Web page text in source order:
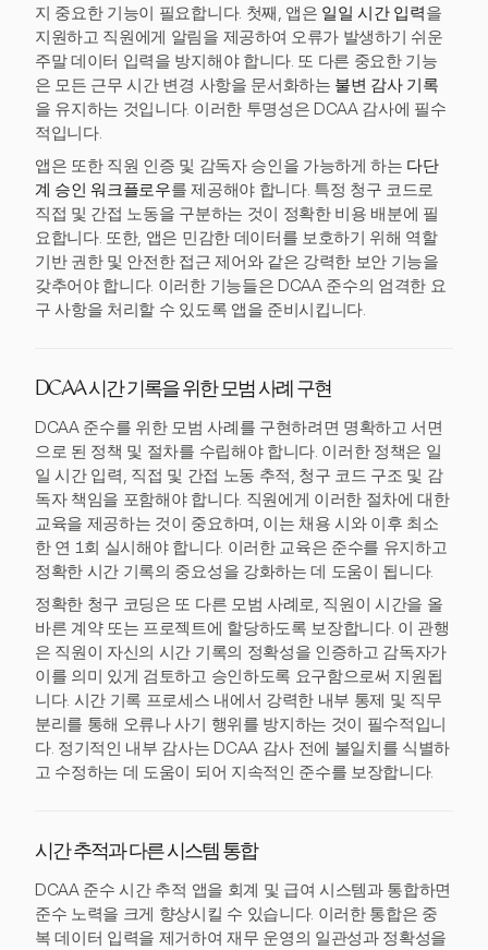
지 중요한 기능이 필요합니다. 첫째, 앱은 일일 시간 입력을
지원하고 직원에게 알림을 제공하여 오류가 발생하기 쉬운
주말 데이터 입력을 방지해야 합니다. 또 다른 중요한 기능
은 모든 근무 시간 변경 사항을 문서화하는 불변 감사 기록
을 유지하는 것입니다. 이러한 투명성은 DCAA 감사에 필수
적입니다.
앱은 또한 직원 인증 및 감독자 승인을 가능하게 하는 다단
계 승인 워크플로우를 제공해야 합니다. 특정 청구 코드로
직접 및 간접 노동을 구분하는 것이 정확한 비용 배분에 필
요합니다. 또한, 앱은 민감한 데이터를 보호하기 위해 역할
기반 권한 및 안전한 접근 제어와 같은 강력한 보안 기능을
갖추어야 합니다. 이러한 기능들은 DCAA 준수의 엄격한 요
구 사항을 처리할 수 있도록 앱을 준비시킵니다.
DCAA 시간 기록을 위한 모범 사례 구현
DCAA 준수를 위한 모범 사례를 구현하려면 명확하고 서면
으로 된 정책 및 절차를 수립해야 합니다. 이러한 정책은 일
일 시간 입력, 직접 및 간접 노동 추적, 청구 코드 구조 및 감
독자 책임을 포함해야 합니다. 직원에게 이러한 절차에 대한
교육을 제공하는 것이 중요하며, 이는 채용 시와 이후 최소
한 연 1회 실시해야 합니다. 이러한 교육은 준수를 유지하고
정확한 시간 기록의 중요성을 강화하는 데 도움이 됩니다.
정확한 청구 코딩은 또 다른 모범 사례로, 직원이 시간을 올
바른 계약 또는 프로젝트에 할당하도록 보장합니다. 이 관행
은 직원이 자신의 시간 기록의 정확성을 인증하고 감독자가
이를 의미 있게 검토하고 승인하도록 요구함으로써 지원됩
니다. 시간 기록 프로세스 내에서 강력한 내부 통제 및 직무
분리를 통해 오류나 사기 행위를 방지하는 것이 필수적입니
다. 정기적인 내부 감사는 DCAA 감사 전에 불일치를 식별하
고 수정하는 데 도움이 되어 지속적인 준수를 보장합니다.
시간 추적과 다른 시스템 통합
DCAA 준수 시간 추적 앱을 회계 및 급여 시스템과 통합하면
준수 노력을 크게 향상시킬 수 있습니다. 이러한 통합은 중
복 데이터 입력을 제거하여 재무 운영의 일관성과 정확성을